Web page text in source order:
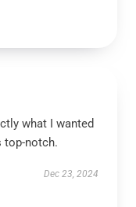
what I wanted
top-notch.
Dec 23, 2024